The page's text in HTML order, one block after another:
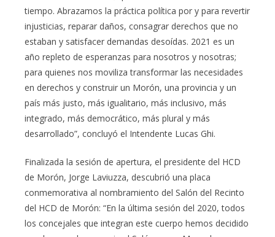
tiempo. Abrazamos la práctica política por y para revertir
injusticias, reparar daños, consagrar derechos que no
estaban y satisfacer demandas desoídas. 2021 es un
año repleto de esperanzas para nosotros y nosotras;
para quienes nos moviliza transformar las necesidades
en derechos y construir un Morón, una provincia y un
país más justo, más igualitario, más inclusivo, más
integrado, más democrático, más plural y más
desarrollado”, concluyó el Intendente Lucas Ghi.
Finalizada la sesión de apertura, el presidente del HCD
de Morón, Jorge Laviuzza, descubrió una placa
conmemorativa al nombramiento del Salón del Recinto
del HCD de Morón: “En la última sesión del 2020, todos
los concejales que integran este cuerpo hemos decidido